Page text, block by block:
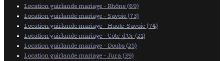
Location guirlande mariage - Rhône (69)
Location guirlande mariage - Savoie (73)
Location guirlande mariage - Haute-Savoie (74)
Location guirlande mariage - Côte-d'Or (21)
Location guirlande mariage - Doubs (25)
Location guirlande mariage - Jura (39)